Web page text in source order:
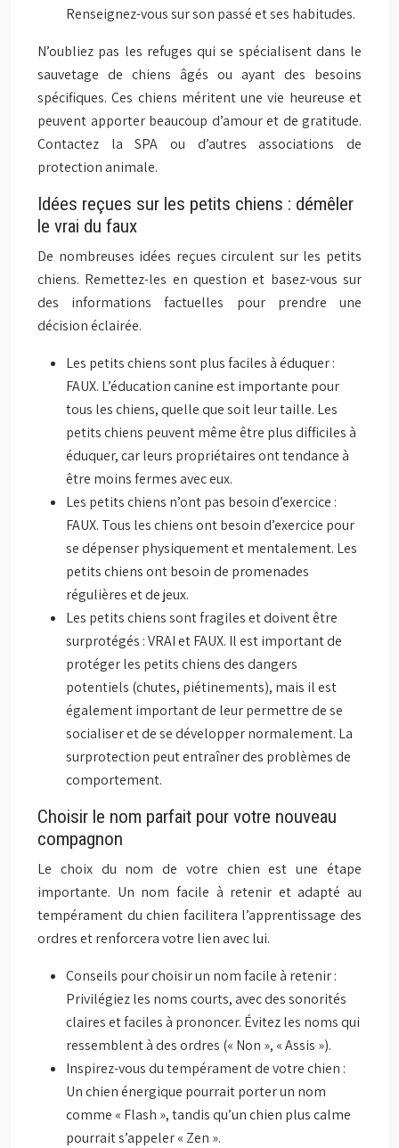
Renseignez-vous sur son passé et ses habitudes.
N’oubliez pas les refuges qui se spécialisent dans le
sauvetage de chiens âgés ou ayant des besoins
spécifiques. Ces chiens méritent une vie heureuse et
peuvent apporter beaucoup d’amour et de gratitude.
Contactez la SPA ou d’autres associations de
protection animale.
Idées reçues sur les petits chiens : démêler
le vrai du faux
De nombreuses idées reçues circulent sur les petits
chiens. Remettez-les en question et basez-vous sur
des informations factuelles pour prendre une
décision éclairée.
Les petits chiens sont plus faciles à éduquer :
FAUX. L’éducation canine est importante pour
tous les chiens, quelle que soit leur taille. Les
petits chiens peuvent même être plus difficiles à
éduquer, car leurs propriétaires ont tendance à
être moins fermes avec eux.
Les petits chiens n’ont pas besoin d’exercice :
FAUX. Tous les chiens ont besoin d’exercice pour
se dépenser physiquement et mentalement. Les
petits chiens ont besoin de promenades
régulières et de jeux.
Les petits chiens sont fragiles et doivent être
surprotégés : VRAI et FAUX. Il est important de
protéger les petits chiens des dangers
potentiels (chutes, piétinements), mais il est
également important de leur permettre de se
socialiser et de se développer normalement. La
surprotection peut entraîner des problèmes de
comportement.
Choisir le nom parfait pour votre nouveau
compagnon
Le choix du nom de votre chien est une étape
importante. Un nom facile à retenir et adapté au
tempérament du chien facilitera l’apprentissage des
ordres et renforcera votre lien avec lui.
Conseils pour choisir un nom facile à retenir :
Privilégiez les noms courts, avec des sonorités
claires et faciles à prononcer. Évitez les noms qui
ressemblent à des ordres (« Non », « Assis »).
Inspirez-vous du tempérament de votre chien :
Un chien énergique pourrait porter un nom
comme « Flash », tandis qu’un chien plus calme
pourrait s’appeler « Zen ».